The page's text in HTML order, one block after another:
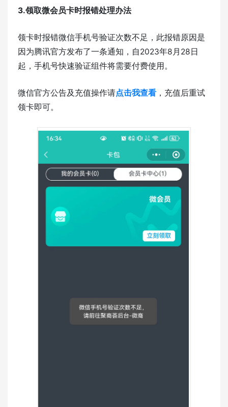
3.领取微会员卡时报错处理办法
领卡时报错微信手机号验证次数不足，此报错原因是
因为腾讯官方发布了一条通知，自2023年8月28日
起，手机号快速验证组件将需要付费使用。
微信官方公告及充值操作请点击我查看 ，充值后重试
领卡即可。